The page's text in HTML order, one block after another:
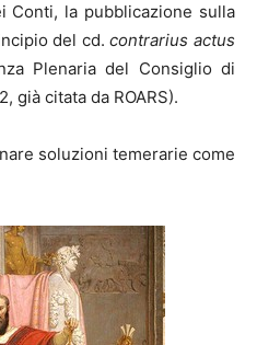
Conti, la pubblicazione sulla
del cd.contrarius actus
Plenaria del Consiglio di
già citata da ROARS).
soluzioni temerarie come